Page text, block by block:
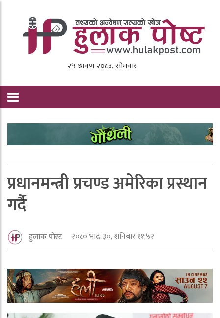
प्रधानमन्त्री प्रचण्ड अमेरिका प्रस्थान
गर्दै
हुलाक पोस्ट २०८० भाद्र ३०, शनिबार ११:५२